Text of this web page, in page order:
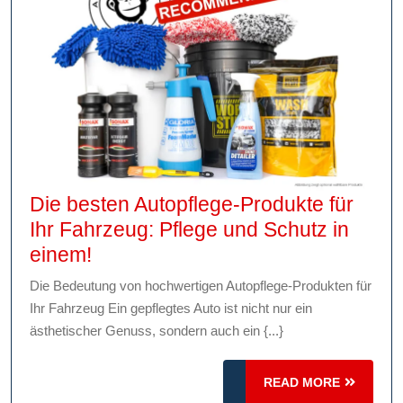
Die besten Autopflege-Produkte für
Ihr Fahrzeug: Pflege und Schutz in
einem!
besten
Autopflege-
Produkte
Die Bedeutung von hochwertigen Autopflege-Produkten für
Ihr Fahrzeug Ein gepflegtes Auto ist nicht nur ein
ästhetischer Genuss, sondern auch ein {...}
READ MORE
READ
MORE